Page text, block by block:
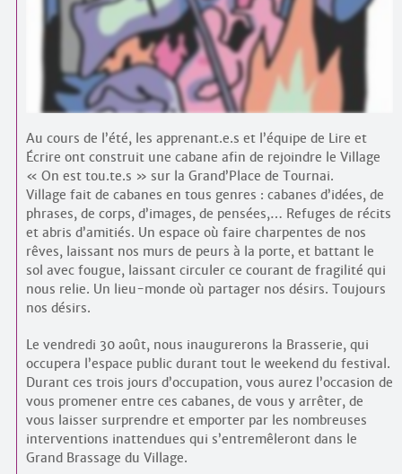
Bienvenue en Belgique
Au cours de l’été, les apprenant.e.s et l’équipe de Lire et
Écrire ont construit une cabane afin de rejoindre le Village
« On est tou.te.s » sur la Grand’Place de Tournai.
Village fait de cabanes en tous genres : cabanes d’idées, de
phrases, de corps, d’images, de pensées,… Refuges de récits
et abris d’amitiés. Un espace où faire charpentes de nos
rêves, laissant nos murs de peurs à la porte, et battant le
sol avec fougue, laissant circuler ce courant de fragilité qui
nous relie. Un lieu-monde où partager nos désirs. Toujours
nos désirs.
Le vendredi 30 août, nous inaugurerons la Brasserie, qui
occupera l’espace public durant tout le weekend du festival.
Durant ces trois jours d’occupation, vous aurez l’occasion de
vous promener entre ces cabanes, de vous y arrêter, de
vous laisser surprendre et emporter par les nombreuses
interventions inattendues qui s’entremêleront dans le
Grand Brassage du Village.